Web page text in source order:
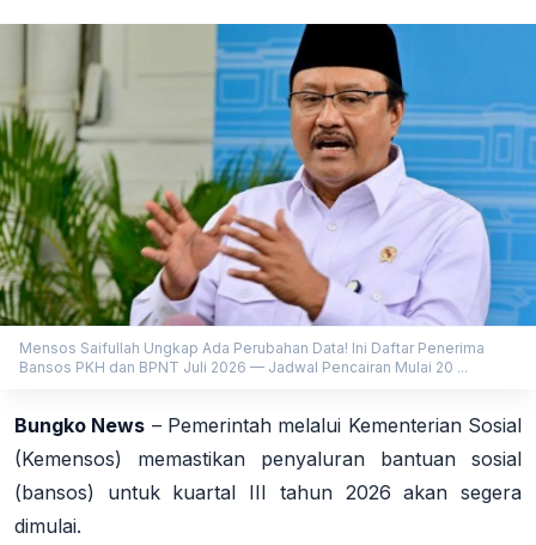
Mensos Saifullah Ungkap Ada Perubahan Data! Ini Daftar Penerima
Bansos PKH dan BPNT Juli 2026 — Jadwal Pencairan Mulai 20 ...
Bungko News – Pemerintah melalui Kementerian Sosial
(Kemensos) memastikan penyaluran bantuan sosial
(bansos) untuk kuartal III tahun 2026 akan segera
dimulai.